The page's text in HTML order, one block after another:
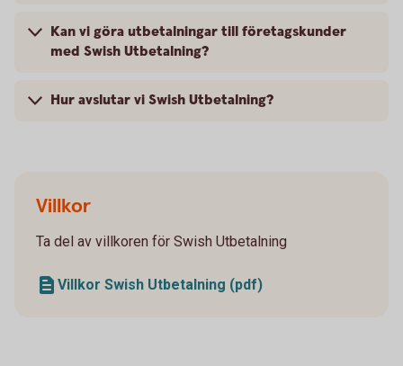
Kan vi göra utbetalningar till företagskunder
med Swish Utbetalning?
Hur avslutar vi Swish Utbetalning?
Villkor
Ta del av villkoren för Swish Utbetalning
Villkor Swish Utbetalning (pdf)